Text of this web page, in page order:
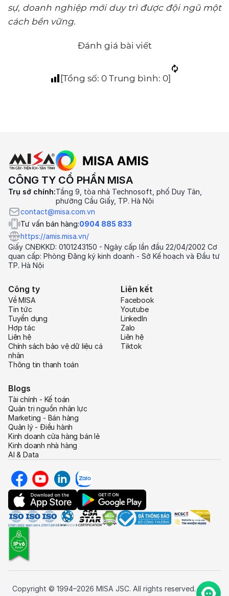
sự, doanh nghiệp mới duy trì được đội ngũ một
cách bền vững.
Đánh giá bài viết
[Tổng số: 0 Trung bình: 0]
CÔNG TY CỔ PHẦN MISA
Trụ sở chính:Tầng 9, tòa nhà Technosoft, phố Duy Tân,
phường Cầu Giấy, TP. Hà Nội
contact@misa.com.vn
Tư vấn bán hàng:0904 885 833
https://amis.misa.vn/
Giấy CNĐKKD: 0101243150 - Ngày cấp lần đầu 22/04/2002 Cơ
quan cấp: Phòng Đăng ký kinh doanh - Sở Kế hoạch và Đầu tư
TP. Hà Nội
Công ty
Về MISA
Tin tức
Tuyển dụng
Hợp tác
Liên hệ
Chính sách bảo vệ dữ liệu cá
nhân
Thông tin thanh toán
Liên kết
Facebook
Youtube
LinkedIn
Zalo
Liên hệ
Tiktok
Blogs
Tài chính - Kế toán
Quản trị nguồn nhân lực
Marketing - Bán hàng
Quản lý - Điều hành
Kinh doanh cửa hàng bán lẻ
Kinh doanh nhà hàng
AI & Data
Copyright © 1994–2026 MISA JSC. All rights reserved.